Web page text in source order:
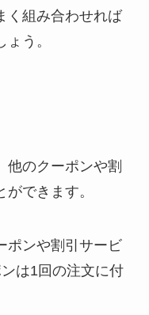
く組み合わせれば
う。
他のクーポンや割
できます。
ポンや割引サービ
は1回の注文に付